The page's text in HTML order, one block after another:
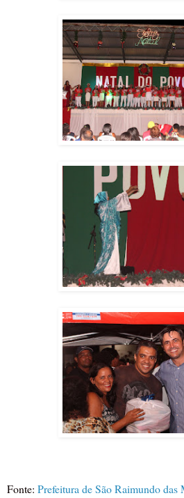
Fonte: Prefeitura de São Raimundo das